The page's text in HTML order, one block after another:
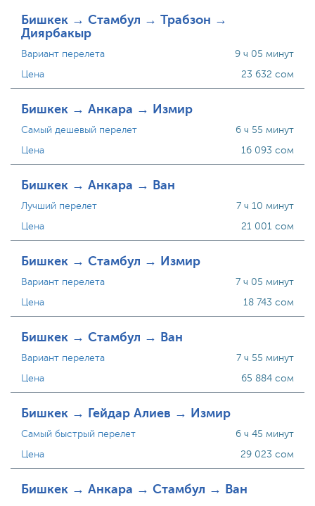
Бишкек → Стамбул → Трабзон →
Диярбакыр
Вариант перелета
Цена
9 ч 05 минут
23 632 сом
Бишкек → Анкара → Измир
Самый дешевый перелет
Цена
6 ч 55 минут
16 093 сом
Бишкек → Анкара → Ван
Лучший перелет
Цена
7 ч 10 минут
21 001 сом
Бишкек → Стамбул → Измир
Вариант перелета
Цена
7 ч 05 минут
18 743 сом
Бишкек → Стамбул → Ван
Вариант перелета
Цена
7 ч 55 минут
65 884 сом
Бишкек → Гейдар Алиев → Измир
Самый быстрый перелет
Цена
6 ч 45 минут
29 023 сом
Бишкек → Анкара → Стамбул → Ван